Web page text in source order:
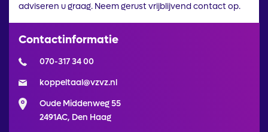
adviseren u graag. Neem gerust vrijblijvend contact op.
Contactinformatie
070-317 34 00
koppeltaal@vzvz.nl
Oude Middenweg 55
2491AC, Den Haag